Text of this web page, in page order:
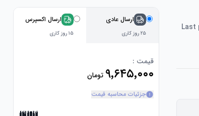
Last
ارسال عادی
۲۵ روز کاری
ارسال اکسپرس
۱۵ روز کاری
قیمت :
۹٬۶۴۵٬۰۰۰ تومان
جزئیات محاسبه قیمت